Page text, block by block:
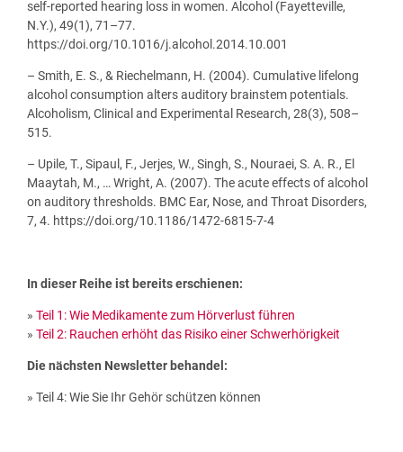
self-reported hearing loss in women. Alcohol (Fayetteville,
N.Y.), 49(1), 71–77.
https://doi.org/10.1016/j.alcohol.2014.10.001
– Smith, E. S., & Riechelmann, H. (2004). Cumulative lifelong
alcohol consumption alters auditory brainstem potentials.
Alcoholism, Clinical and Experimental Research, 28(3), 508–
515.
– Upile, T., Sipaul, F., Jerjes, W., Singh, S., Nouraei, S. A. R., El
Maaytah, M., … Wright, A. (2007). The acute effects of alcohol
on auditory thresholds. BMC Ear, Nose, and Throat Disorders,
7, 4. https://doi.org/10.1186/1472-6815-7-4
In dieser Reihe ist bereits erschienen:
» Teil 1: Wie Medikamente zum Hörverlust führen
» Teil 2: Rauchen erhöht das Risiko einer Schwerhörigkeit
Die nächsten Newsletter behandel:
» Teil 4: Wie Sie Ihr Gehör schützen können